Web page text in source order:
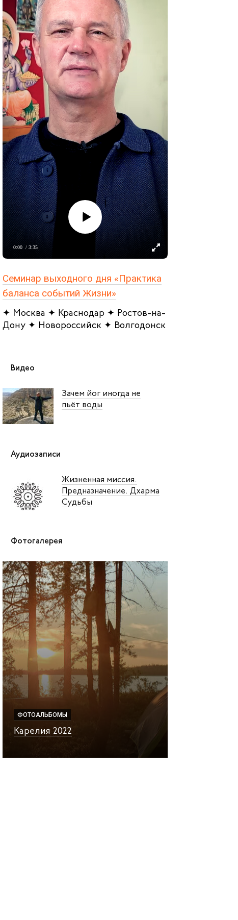
0:00 / 3:35
Семинар выходного дня «Практика
баланса событий Жизни»
✦ Москва ✦ Краснодар ✦ Ростов-на-
Дону ✦ Новороссийск ✦ Волгодонск
Видео
Зачем йог иногда не
пьёт воды
Аудиозаписи
Жизненная миссия.
Предназначение. Дхарма
Судьбы
Фотогалерея
ФОТОАЛЬБОМЫ
Карелия 2022